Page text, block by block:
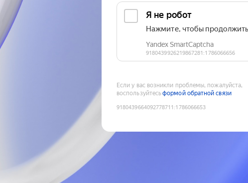
Если у вас возникли проблемы, пожалуйста,
воспользуйтесьформой обратной связи
9180439664092778711 :1786066653